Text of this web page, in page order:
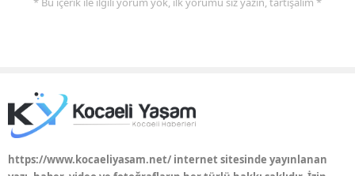
https://www.kocaeliyasam.net/ internet sitesinde yayınlanan